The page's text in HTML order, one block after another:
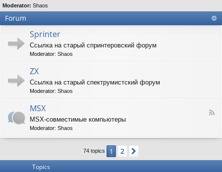
s
Moderator: Shaos
Forum
Sprinter
Ссылка на старый спринтеровский форум
Moderator: Shaos
ZX
Ссылка на старый спектрумистский форум
Moderator: Shaos
F
S
MSX
MSX-совместимые компьютеры
Moderator: Shaos
74 topics 1 2
Topics